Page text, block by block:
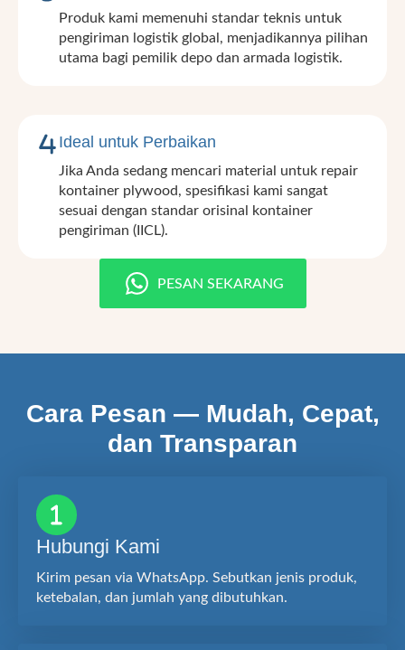
Produk kami memenuhi standar teknis untuk
pengiriman logistik global, menjadikannya pilihan
utama bagi pemilik depo dan armada logistik.
Ideal untuk Perbaikan
Jika Anda sedang mencari material untuk repair
kontainer plywood, spesifikasi kami sangat
sesuai dengan standar orisinal kontainer
pengiriman (IICL).
PESAN SEKARANG
Cara Pesan — Mudah, Cepat,
dan Transparan
Hubungi Kami
Kirim pesan via WhatsApp. Sebutkan jenis produk,
ketebalan, dan jumlah yang dibutuhkan.